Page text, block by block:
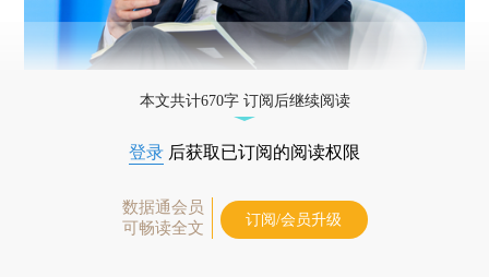
本文共计670字 订阅后继续阅读
登录 后获取已订阅的阅读权限
数据通会员
可畅读全文
订阅/会员升级